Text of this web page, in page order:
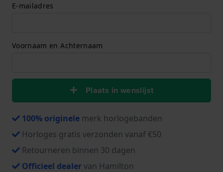
E-mailadres
Voornaam en Achternaam
Plaats in wenslijst
100% originele merk horlogebanden
Horloges gratis verzonden vanaf €50
Retourneren binnen 30 dagen
Officieel dealervan Hamilton